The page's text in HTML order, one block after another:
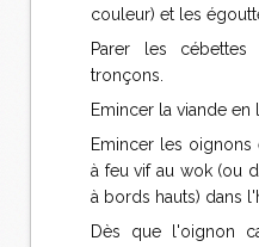
couleur) et les
Parer les
tronçons.
Emincer la viande en
Emincer les oignons
à feu vif au wok (ou
à bords hauts) dans
Dès que l'oignon